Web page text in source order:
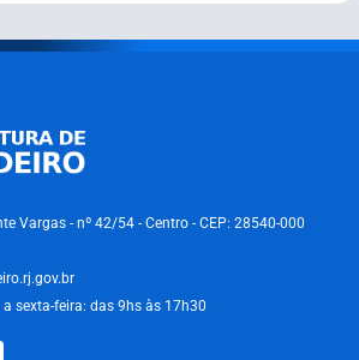
Vargas - nº 42/54 - Centro - CEP: 28540-000
a sexta-feira: das 9hs às 17h30